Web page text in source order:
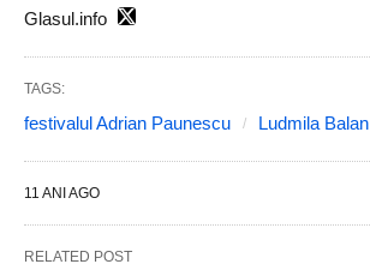
Glasul.info
TAGS:
festivalul Adrian Paunescu Ludmila Balan
11 ANI AGO
RELATED POST